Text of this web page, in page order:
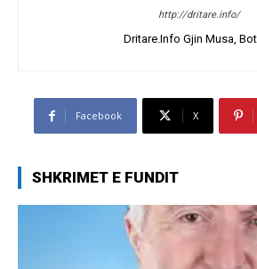
http://dritare.info/
Dritare.Info Gjin Musa,
Facebook X
SHKRIMET E FUNDIT